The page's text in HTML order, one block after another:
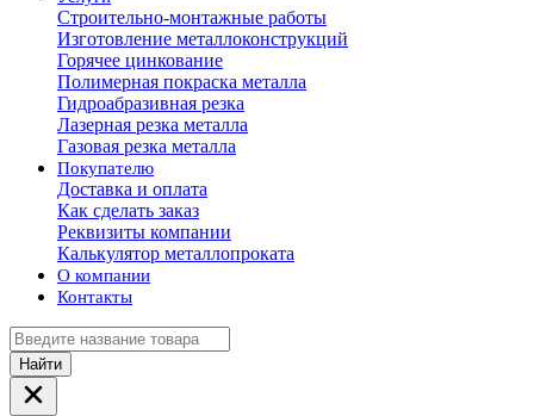
Строительно-монтажные работы
Изготовление металлоконструкций
Горячее цинкование
Полимерная покраска металла
Гидроабразивная резка
Лазерная резка металла
Газовая резка металла
Покупателю
Доставка и оплата
Как сделать заказ
Реквизиты компании
Калькулятор металлопроката
О компании
Контакты
Найти